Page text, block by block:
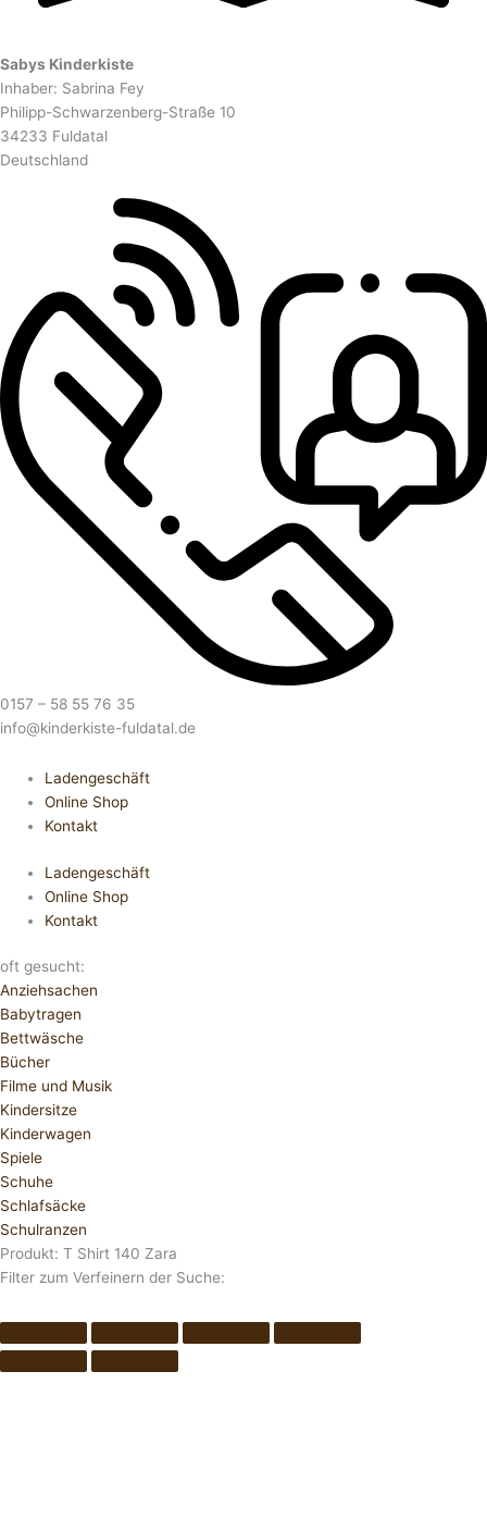
Sabys Kinderkiste
Inhaber: Sabrina Fey
Philipp-Schwarzenberg-Straße 10
34233 Fuldatal
Deutschland
0157 – 58 55 76 35
info@kinderkiste-fuldatal.de
Ladengeschäft
Online Shop
Kontakt
Ladengeschäft
Online Shop
Kontakt
oft gesucht:
Anziehsachen
Babytragen
Bettwäsche
Bücher
Filme und Musik
Kindersitze
Kinderwagen
Spiele
Schuhe
Schlafsäcke
Schulranzen
Produkt: T Shirt 140 Zara
Filter zum Verfeinern der Suche: